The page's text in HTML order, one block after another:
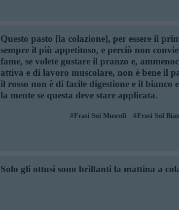
Questo pasto [la colazione], per essere il
sempre il più appetitoso, e perciò non
fame, se volete gustare il pranzo e,
attiva e di lavoro muscolare, non è bene il
il rosso non è di facile digestione e il bianco
la mente se questa deve stare applicata.
Frasi Sui Muscoli Frasi Sul
Solo gli ottusi sono brillanti la mattina a